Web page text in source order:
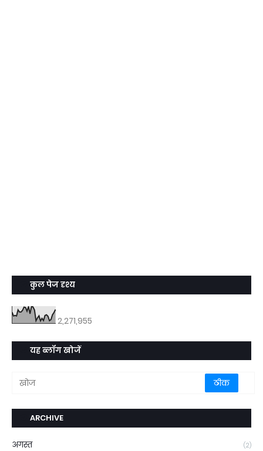
कुल पेज दृश्य
2,271,955
यह ब्लॉग खोजें
ARCHIVE
अगस्त (2)